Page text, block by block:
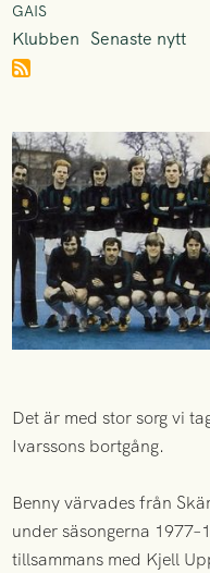
GAIS
Klubben Senaste nytt
Det är med stor sorg vi
Ivarssons bortgång.
Benny värvades från
under säsongerna
tillsammans med Kjell